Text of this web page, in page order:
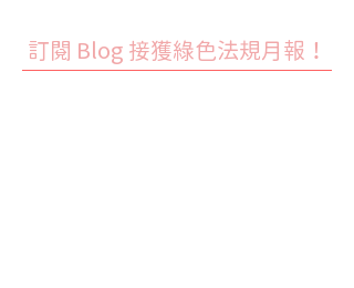
訂閱 Blog 接獲綠色法規月報！